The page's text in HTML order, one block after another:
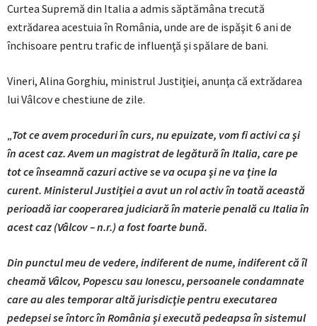
Curtea Supremă din Italia a admis săptămâna trecută
extrădarea acestuia în România, unde are de ispăşit 6 ani de
închisoare pentru trafic de influenţă şi spălare de bani.
Vineri, Alina Gorghiu, ministrul Justiţiei, anunţa că extrădarea
lui Vâlcov e chestiune de zile.
Tot ce avem proceduri în curs, nu epuizate, vom fi activi ca şi
în acest caz. Avem un magistrat de legătură în Italia, care pe
tot ce înseamnă cazuri active se va ocupa şi ne va ţine la
curent. Ministerul Justiţiei a avut un rol activ în toată această
perioadă iar cooperarea judiciară în materie penală cu Italia în
acest caz (Vâlcov – n.r.) a fost foarte bună.
Din punctul meu de vedere, indiferent de nume, indiferent că îl
cheamă Vâlcov, Popescu sau Ionescu, persoanele condamnate
care au ales temporar altă jurisdicţie pentru executarea
pedepsei se întorc în România şi execută pedeapsa în sistemul